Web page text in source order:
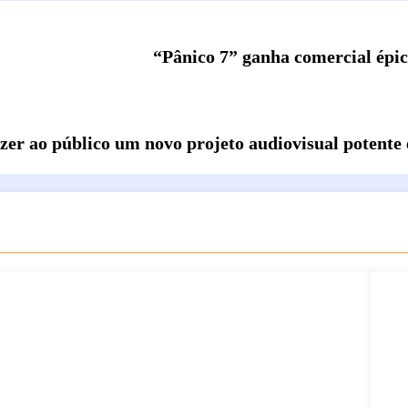
“Pânico 7” ganha comercial
ao público um novo projeto audiovisual